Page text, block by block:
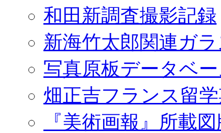
和田新調査撮影記録
新海竹太郎関連ガ
写真原板データベ
畑正吉フランス留
『美術画報』所載